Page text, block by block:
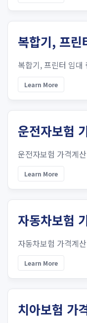
복합기, 프린
복합기, 프린터 임대
Learn More
운전자보험
운전자보험 가격계산
Learn More
자동차보험
자동차보험 가격계산
Learn More
치아보험 가